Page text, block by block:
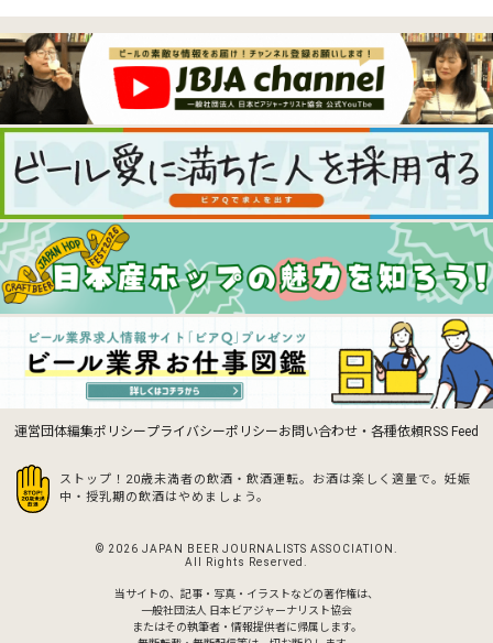
運営団体編集ポリシープライバシーポリシーお問い合わせ・各種依頼RSS Feed
ストップ！20歳未満者の飲酒・飲酒運転。お酒は楽しく適量で。 妊娠
中・授乳期の飲酒はやめましょう。
© 2026 JAPAN BEER JOURNALISTS ASSOCIATION.
All Rights Reserved.
当サイトの、記事・写真・イラストなどの著作権は、
一般社団法人 日本ビアジャーナリスト協会
またはその執筆者・情報提供者に帰属します。